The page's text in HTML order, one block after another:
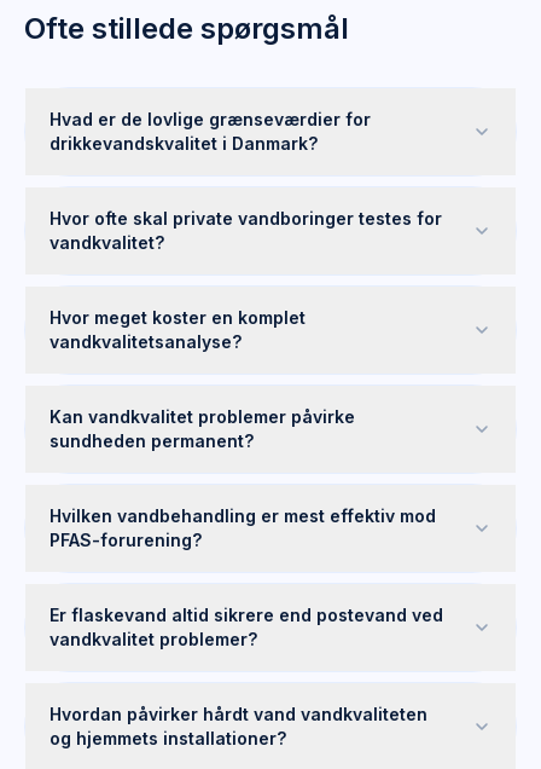
Ofte stillede spørgsmål
Hvad er de lovlige grænseværdier for
drikkevandskvalitet i Danmark?
Hvor ofte skal private vandboringer testes for
vandkvalitet?
Hvor meget koster en komplet
vandkvalitetsanalyse?
Kan vandkvalitet problemer påvirke
sundheden permanent?
Hvilken vandbehandling er mest effektiv mod
PFAS-forurening?
Er flaskevand altid sikrere end postevand ved
vandkvalitet problemer?
Hvordan påvirker hårdt vand vandkvaliteten
og hjemmets installationer?